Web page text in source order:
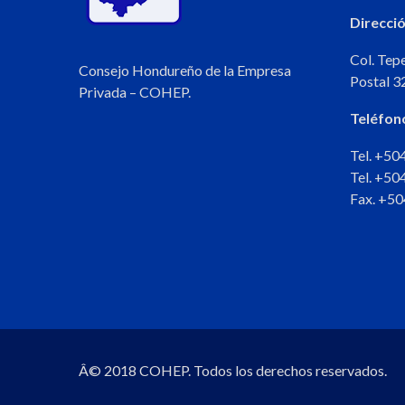
Consejo Hondureño de la Empresa
Privada – COHEP.
Col.
Postal
Tel.
Tel.
Fax.
Â© 2018 COHEP. Todos los derechos reservados.